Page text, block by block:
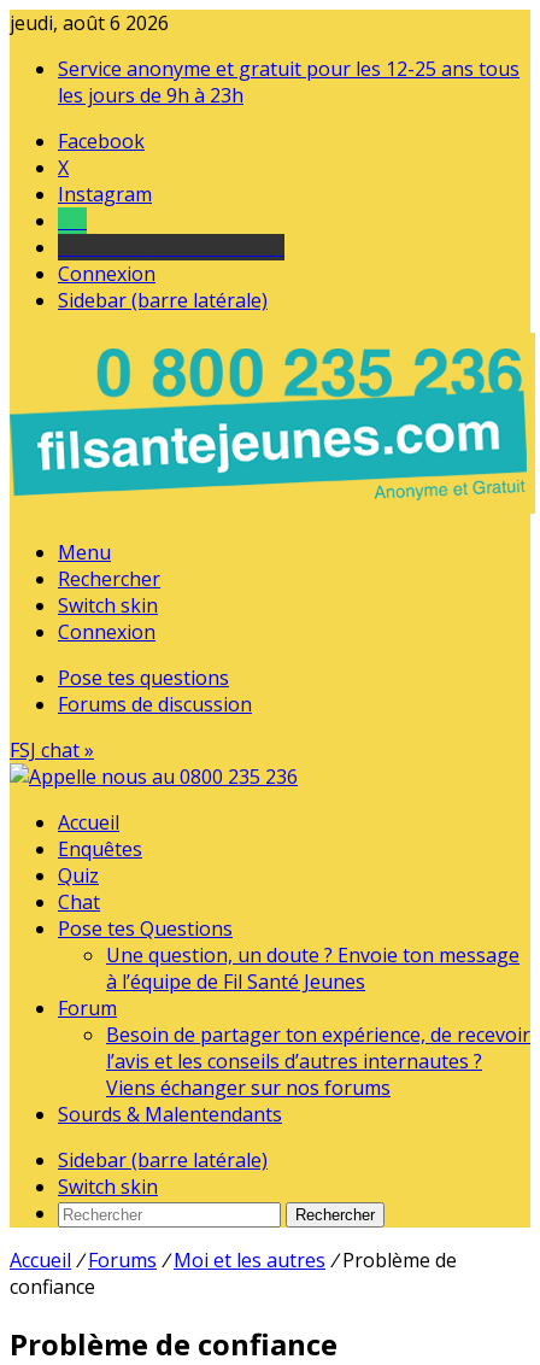
jeudi, août 6 2026
Service anonyme et gratuit pour les 12-25 ans tous
les jours de 9h à 23h
Facebook
X
Instagram
Connexion
Sidebar (barre latérale)
Menu
Rechercher
Switch skin
Connexion
Pose tes questions
Forums de discussion
FSJ chat »
Accueil
Enquêtes
Quiz
Chat
Pose tes Questions
Une question, un doute ? Envoie ton message
à l’équipe de Fil Santé Jeunes
Forum
Besoin de partager ton expérience, de recevoir
l’avis et les conseils d’autres internautes ?
Viens échanger sur nos forums
Sourds & Malentendants
Sidebar (barre latérale)
Switch skin
Rechercher
Accueil / Forums / Moi et les autres / Problème de
confiance
Problème de confiance